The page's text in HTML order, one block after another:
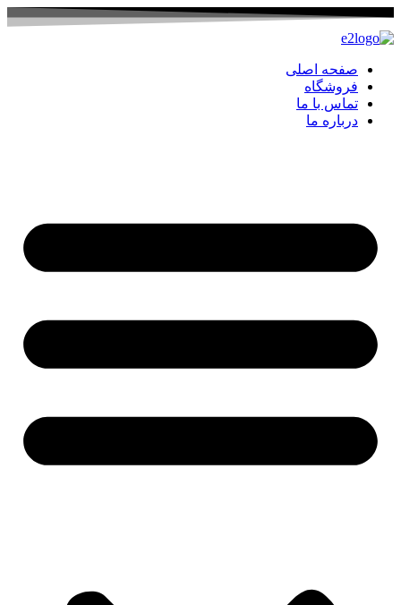
صفحه اصلی
فروشگاه
تماس با ما
درباره ما